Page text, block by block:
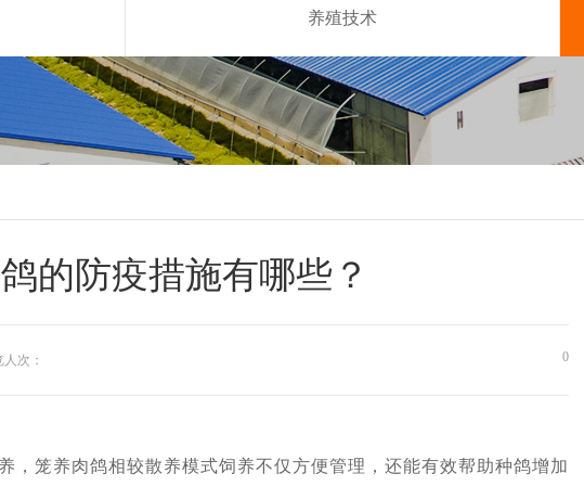
养殖技术
的防疫措施有哪些？
次： 0
养肉鸽相较散养模式饲养不仅方便管理，还能有效帮助种鸽增加